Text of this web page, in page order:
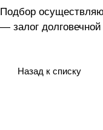
Подбор
— залог
Назад к списку